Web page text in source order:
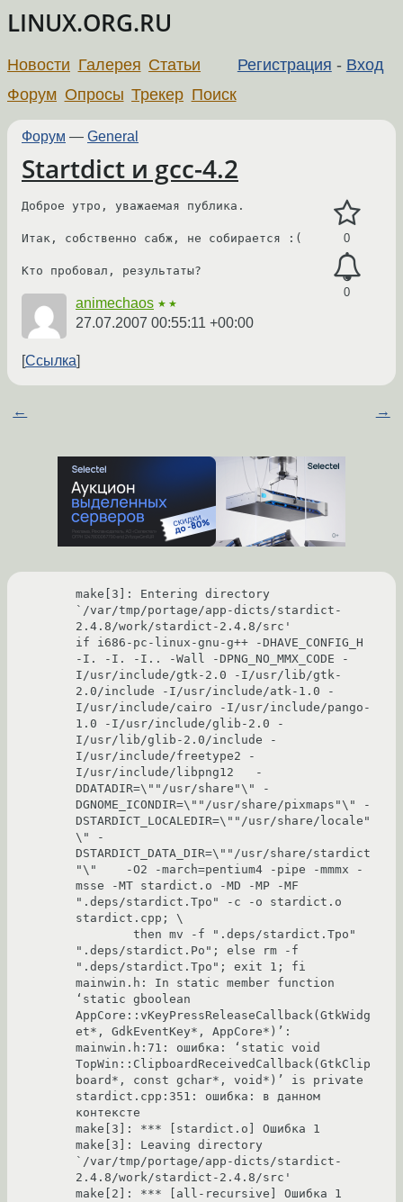
LINUX.ORG.RU
Регистрация - Вход
Новости Галерея Статьи
Форум Опросы Трекер Поиск
Форум — General
Startdict и gcc-4.2
0
0
Доброе утро, уважаемая публика.
Итак, собственно сабж, не собирается :(
animechaos ★★
27.07.2007 00:55:11 +00:00
Ссылка
← →
make[3]: Entering directory
`/var/tmp/portage/app-dicts/stardict-
2.4.8/work/stardict-2.4.8/src'
if i686-pc-linux-gnu-g++ -DHAVE_CONFIG_H
-I. -I. -I.. -Wall -DPNG_NO_MMX_CODE -
I/usr/include/gtk-2.0 -I/usr/lib/gtk-
2.0/include -I/usr/include/atk-1.0 -
I/usr/include/cairo -I/usr/include/pango-
1.0 -I/usr/include/glib-2.0 -
I/usr/lib/glib-2.0/include -
I/usr/include/freetype2 -
I/usr/include/libpng12   -
DDATADIR=\""/usr/share"\" -
DGNOME_ICONDIR=\""/usr/share/pixmaps"\" -
DSTARDICT_LOCALEDIR=\""/usr/share/locale"
\" -
DSTARDICT_DATA_DIR=\""/usr/share/stardict
"\"    -O2 -march=pentium4 -pipe -mmmx -
msse -MT stardict.o -MD -MP -MF
".deps/stardict.Tpo" -c -o stardict.o
stardict.cpp; \
".deps/stardict.Po"; else rm -f
".deps/stardict.Tpo"; exit 1; fi
mainwin.h: In static member function
‘static gboolean
AppCore::vKeyPressReleaseCallback(GtkWidg
et*, GdkEventKey*, AppCore*)’:
mainwin.h:71: ошибка: ‘static void
TopWin::ClipboardReceivedCallback(GtkClip
board*, const gchar*, void*)’ is private
stardict.cpp:351: ошибка: в данном
контексте
make[3]: *** [stardict.o] Ошибка 1
make[3]: Leaving directory
`/var/tmp/portage/app-dicts/stardict-
2.4.8/work/stardict-2.4.8/src'
make[2]: *** [all-recursive] Ошибка 1